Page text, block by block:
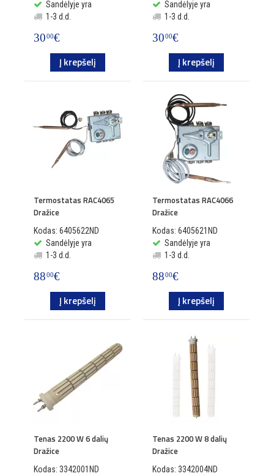
Sandėlyje yra
1-3 d.d.
3000€
Į krepšelį
Sandėlyje yra
1-3 d.d.
3000€
Į krepšelį
Termostatas RAC4065
Dražice
Kodas: 6405622ND
Sandėlyje yra
1-3 d.d.
8800€
Į krepšelį
Termostatas RAC4066
Dražice
Kodas: 6405621ND
Sandėlyje yra
1-3 d.d.
8800€
Į krepšelį
Tenas 2200 W 6 dalių
Dražice
Kodas: 3342001ND
Tenas 2200 W 8 dalių
Dražice
Kodas: 3342004ND